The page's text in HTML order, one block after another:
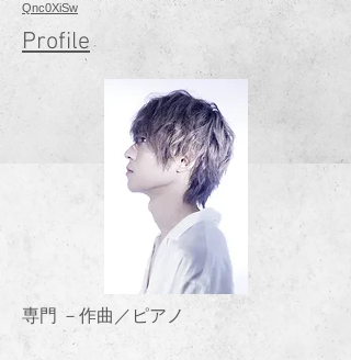
Qnc0XiSw
Profile
専門 －作曲／ピアノ